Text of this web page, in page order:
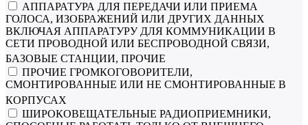
АППАРАТУРА ДЛЯ ПЕРЕДАЧИ ИЛИ ПРИЕМА
ГОЛОСА, ИЗОБРАЖЕНИЙ ИЛИ ДРУГИХ ДАННЫХ
ВКЛЮЧАЯ АППАРАТУРУ ДЛЯ КОММУНИКАЦИИ В
СЕТИ ПРОВОДНОЙ ИЛИ БЕСПРОВОДНОЙ СВЯЗИ,
БАЗОВЫЕ СТАНЦИИ, ПРОЧИЕ
ПРОЧИЕ ГРОМКОГОВОРИТЕЛИ,
СМОНТИРОВАННЫЕ ИЛИ НЕ СМОНТИРОВАННЫЕ В
КОРПУСАХ
ШИРОКОВЕЩАТЕЛЬНЫЕ РАДИОПРИЕМНИКИ,